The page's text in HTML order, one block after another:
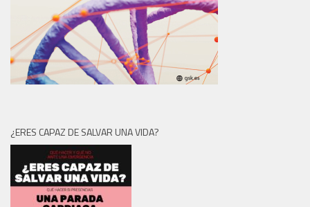
¿ERES CAPAZ DE SALVAR UNA VIDA?